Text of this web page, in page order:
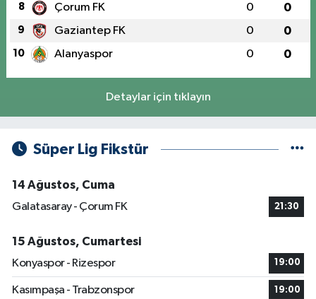
8 Çorum FK 0 0
9 Gaziantep FK 0 0
10 Alanyaspor 0 0
Detaylar için tıklayın
Süper Lig Fikstür
14 Ağustos, Cuma
Galatasaray - Çorum FK
21:30
15 Ağustos, Cumartesi
Konyaspor - Rizespor
19:00
Kasımpaşa - Trabzonspor 19:00